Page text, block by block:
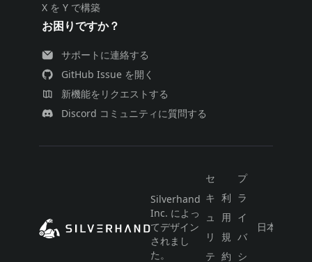
X を Y で構築
お困りですか？
サポートに連絡する
GitHub Issue を開く
新機能をリクエストする
Discord コミュニティに質問する
Silverhand
Inc. によっ
てデザイン
されまし
た。
セ
キ
ュ
リ
テ
利
用
規
約
プ
ラ
イ
バ
シ
日本語